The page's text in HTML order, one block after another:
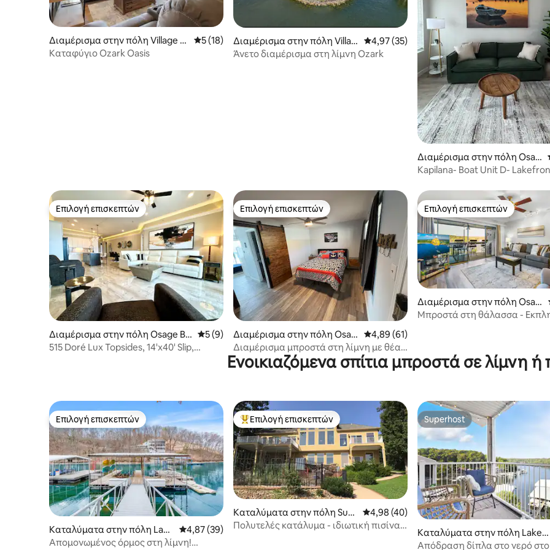
Διαμέρισμα στην πόλη Village of
Four Seasons
Μέση βαθμολογία: 5 στα 5, 18 κριτικές
5 (18)
Καταφύγιο Ozark Oasis
Διαμέρισμα στην πόλη Villag
e of Four Seasons
Μέση βαθμολογία: 4,97 στα 5, 35 κριτικές
4,97 (35)
Άνετο διαμέρισμα στη λίμνη Ozark
Διαμέρισμα στην πόλη Osag
e Beach
Kapilana- Boat Unit D-
Επιλογή επισκεπτών
Επιλογή επισκεπτών
Διαμέρισμα στην πόλη Osage Be
ach
Μέση βαθμολογία: 5 στα 5, 9 κριτικές
5 (9)
515 Doré Lux Topsides, 14'x40' Slip,
Επιλογή επισκεπτών
Επιλογή επισκεπτών
Διαμέρισμα στην πόλη Osag
e Beach
Μέση βαθμολογία: 4,89 στα 5, 61 κριτικές
4,89 (61)
Διαμέρισμα μπροστά στη λίμνη με θέα
στο κύριο κανάλι
Επιλογή επισκεπτών
Επιλογή επισκεπτών
Διαμέρισμα στην πόλη Osag
e Beach
Μπροστά στη θάλασσα -
Ενοικιαζόμενα σπίτια μπροστά σε λίμνη ή
Επιλογή επισκεπτών
Επιλογή επισκεπτών
Καταλύματα στην πόλη Lake
Ozark
Μέση βαθμολογία: 4,87 στα 5, 39 κριτικές
4,87 (39)
Απομονωμένος όρμος στη λίμνη!
Κορυφαία επιλογή επισκεπτών
Επιλογή επισκεπτών
Καταλύματα στην πόλη Sunr
ise Beach
Μέση βαθμολογία: 4,98 στα 5, 40 κριτικές
4,98 (40)
Πολυτελές κατάλυμα - ιδιωτική πισίνα
Superhost
Superhost
Καταλύματα στην πόλη Lake
Ozark
Απόδραση δίπλα στο νερό